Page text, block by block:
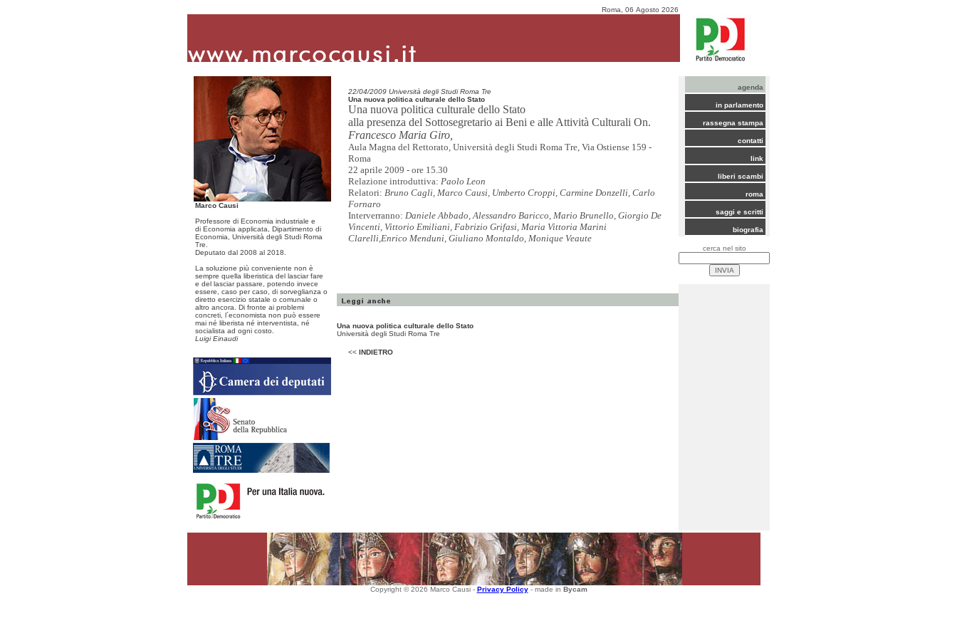
Roma, 06 Agosto 2026
Marco Causi
Professore di Economia industriale e
di Economia applicata, Dipartimento di
Economia, Università degli Studi Roma
Tre.
Deputato dal 2008 al 2018.
La soluzione più conveniente non è
sempre quella liberistica del lasciar fare
e del lasciar passare, potendo invece
essere, caso per caso, di sorveglianza o
diretto esercizio statale o comunale o
altro ancora. Di fronte ai problemi
concreti, l´economista non può essere
mai né liberista né interventista, né
socialista ad ogni costo.
Luigi Einaudi
22/04/2009 Università degli Studi Roma Tre
Una nuova politica culturale dello Stato
Una nuova politica culturale dello Stato
alla presenza del Sottosegretario ai Beni e alle Attività Culturali On.
Francesco Maria Giro,
Aula Magna del Rettorato, Università degli Studi Roma Tre, Via Ostiense 159 -
Roma
22 aprile 2009 - ore 15.30
Relazione introduttiva: Paolo Leon
Relatori: Bruno Cagli, Marco Causi, Umberto Croppi, Carmine Donzelli, Carlo
Fornaro
Interverranno: Daniele Abbado, Alessandro Baricco, Mario Brunello, Giorgio De
Vincenti, Vittorio Emiliani, Fabrizio Grifasi, Maria Vittoria Marini
Clarelli,Enrico Menduni, Giuliano Montaldo, Monique Veaute
Una nuova politica culturale dello Stato
Università degli Studi Roma Tre
<< INDIETRO
agenda
in parlamento
rassegna stampa
contatti
link
liberi scambi
roma
saggi e scritti
biografia
cerca nel sito
Copyright © 2026 Marco Causi - Privacy Policy- made in Bycam